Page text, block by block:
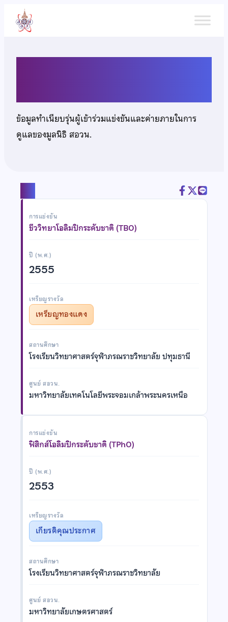
เนื้อหา
ข้อมูลทำเนียบรุ่นผู้เข้าร่วมแข่งขันและค่ายภายในการ
ดูแลของมูลนิธิ สอวน.
การแข่งขัน
ชีววิทยาโอลิมปิกระดับชาติ (TBO)
ปี (พ.ศ.)
2555
เหรียญรางวัล
เหรียญทองแดง
สถานศึกษา
โรงเรียนวิทยาศาสตร์จุฬาภรณราชวิทยาลัย ปทุมธานี
ศูนย์ สอวน.
มหาวิทยาลัยเทคโนโลยีพระจอมเกล้าพระนครเหนือ
การแข่งขัน
ฟิสิกส์โอลิมปิกระดับชาติ (TPhO)
ปี (พ.ศ.)
2553
เหรียญรางวัล
เกียรติคุณประกาศ
สถานศึกษา
โรงเรียนวิทยาศาสตร์จุฬาภรณราชวิทยาลัย
ศูนย์ สอวน.
มหาวิทยาลัยเกษตรศาสตร์